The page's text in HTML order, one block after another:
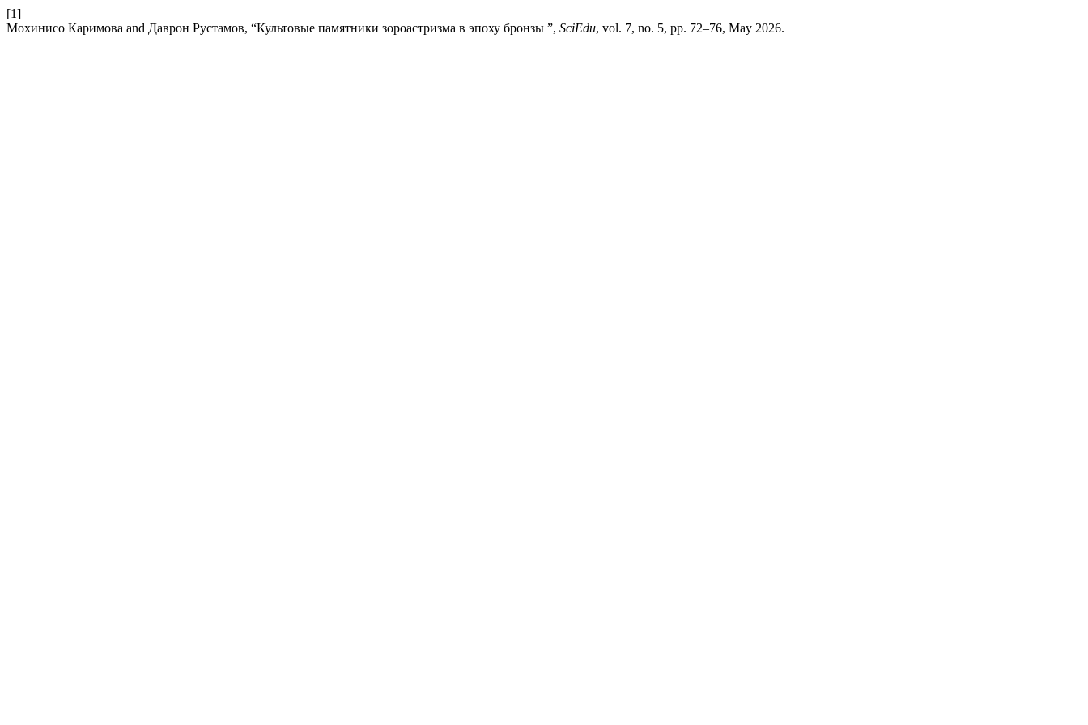
[1]
Мохинисо Каримова and Даврон Рустамов, “Культовые памятники зороастризма в эпоху бронзы ”, SciEdu, vol. 7, no. 5, pp. 72–76, May 2026.